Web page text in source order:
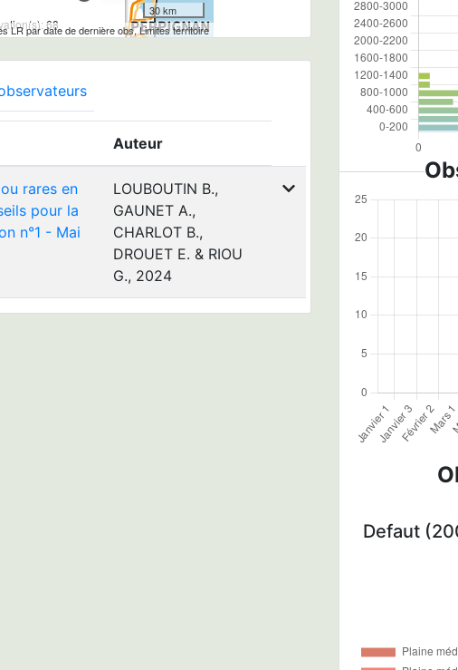
68
30 km
LR par date de dernière obs, Limites territoire
Auteur
rares en
pour la
n°1 - Mai
LOUBOUTIN B.,
GAUNET A.,
CHARLOT B.,
DROUET E. & RIOU
G., 2024
Defaut